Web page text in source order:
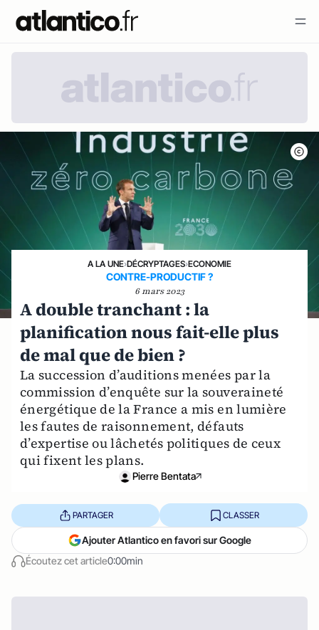
A LA UNE›DÉCRYPTAGES›ECONOMIE
CONTRE-PRODUCTIF ?
6 mars 2023
A double tranchant : la
planification nous fait-elle plus
de mal que de bien ?
La succession d’auditions menées par la
commission d’enquête sur la souveraineté
énergétique de la France a mis en lumière
les fautes de raisonnement, défauts
d’expertise ou lâchetés politiques de ceux
qui fixent les plans.
Pierre Bentata
Écoutez cet article0:00min
PARTAGER CLASSER
Ajouter Atlantico en favori sur Google